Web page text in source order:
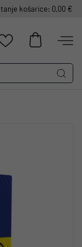
košarice: 0,00 €